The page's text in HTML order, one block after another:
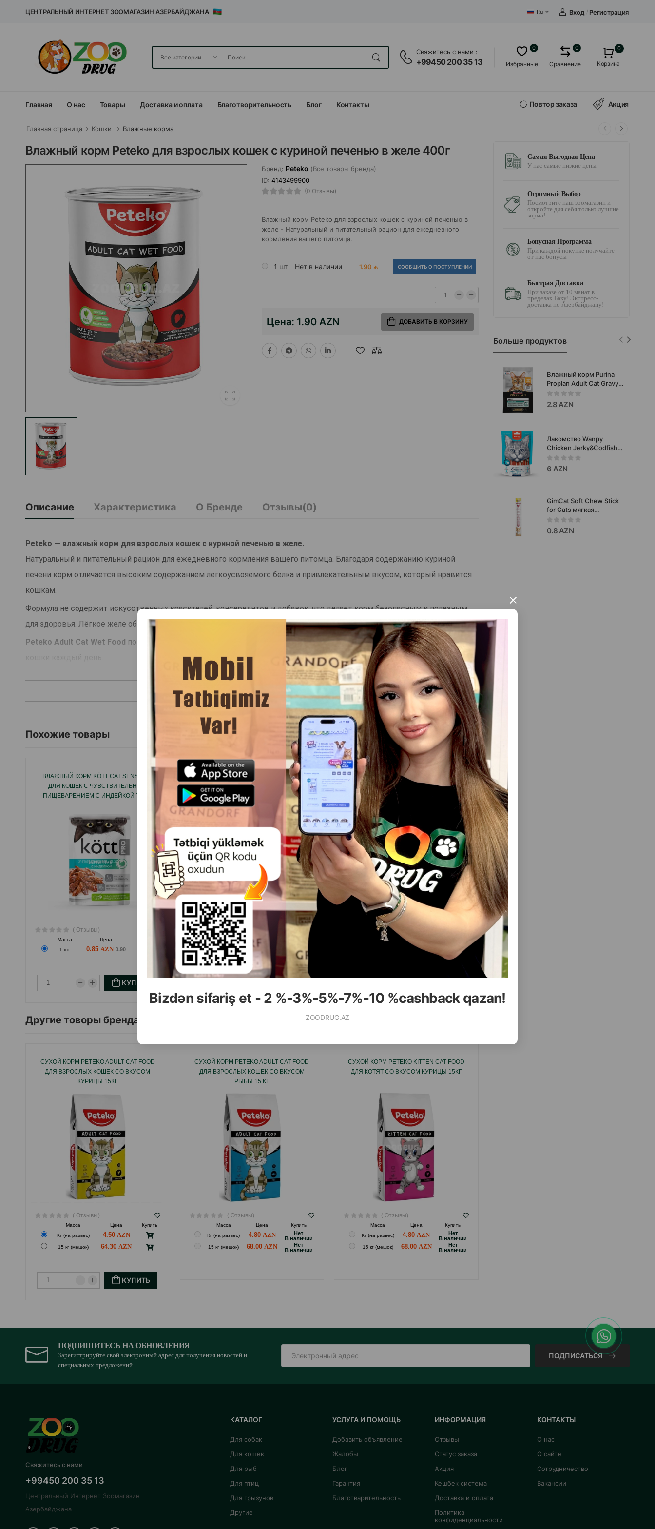
Bizdən sifariş et - 2 %-3%-5%-7%-10 %cashback qazan!
ZOODRUG.AZ
×
ЦЕНТРАЛЬНЫЙ ИНТЕРНЕТ ЗООМАГАЗИН АЗЕРБАЙДЖАНА Ru Вход / Регистрация
Свяжитесь с нами :
+99450 200 35 13 Избранные
0
Сравнение
0 0
Корзина
Главная О нас Товары Доставка и оплата Благотворительность Блог Контакты Повтор заказа Акция
Главная страница Кошки Влажные корма
Влажный корм Peteko для взрослых кошек с куриной печенью в желе 400г
Бренд: Peteko (Все товары бренда)
ID: 4143499900
(0 Отзывы)
Влажный корм Peteko для взрослых кошек с куриной печенью в
желе - Натуральный и питательный рацион для ежедневного
кормления вашего питомца.
1 шт Нет в наличии 1.90 ₼ СООБЩИТЬ О ПОСТУПЛЕНИИ
Цена: 1.90 AZN ДОБАВИТЬ В КОРЗИНУ
Описание Характеристика О Бренде Отзывы(0)
Peteko — влажный корм для взрослых кошек с куриной печенью в желе.
Натуральный и питательный рацион для ежедневного кормления вашего питомца. Благодаря содержанию куриной
печени корм отличается высоким содержанием легкоусвояемого белка и привлекательным вкусом, который нравится
кошкам.
Формула не содержит искусственных красителей, консервантов и добавок, что делает корм безопасным и полезным
для здоровья. Лёгкое желе обеспечивает удобное поедание и способствует лучшему усвоению питательных веществ.
Peteko Adult Cat Wet Food помогает поддерживать жизненную энергию, крепкое здоровье и блестящую шерсть вашей
ЧИТАТЬ ДАЛЬШЕ
Похожие товары Смотреть Все
ВЛАЖНЫЙ КОРМ KÖTT CAT SENSITIVE
ДЛЯ КОШЕК С ЧУВСТВИТЕЛЬНЫМ
ПИЩЕВАРЕНИЕМ С ИНДЕЙКОЙ 75 ГР.
( Отзывы)
Масса Цена
1 шт
0.85 0.90
КУПИТЬ
ВЛАЖНЫЙ КОРМ SIMBA CAT CHUNKIES
WITH GUINEA FOWL AND DUCK ДЛЯ
ВЗРОСЛЫХ КОШЕК С ЦЕСАРКОЙ И
УТКОЙ 415 Г.#09515
( Отзывы)
Масса Цена
Купить
1 шт
2.50
ВЛАЖНЫЙ КОРМ MONGE ADULT CAT
STERILISED TROUT ДЛЯ ВЗРОСЛЫХ
КАСТРИРОВАННЫХ КОТОВ И
СТЕРИЛИЗОВАННЫХ КОШЕК СО ВКУСОМ
ФОРЕЛИ 85 ГР #13659.
( Отзывы)
Масса
2.00
Другие товоры бренда
СУХОЙ КОРМ PETEKO ADULT CAT FOOD
ДЛЯ ВЗРОСЛЫХ КОШЕК СО ВКУСОМ
КУРИЦЫ 15КГ
( Отзывы)
Масса Цена
Купить
Кг (на развес)
4.50
15 кг (мешок) 64.30
КУПИТЬ
СУХОЙ КОРМ PETEKO ADULT CAT FOOD
ДЛЯ ВЗРОСЛЫХ КОШЕК СО ВКУСОМ
РЫБЫ 15 КГ
( Отзывы)
Масса Цена
Купить
Кг (на развес)
4.80
Hет
B наличии
15 кг (мешок) 68.00
Hет
B наличии
СУХОЙ КОРМ PETEKO KITTEN CAT FOOD
ДЛЯ КОТЯТ СО ВКУСОМ КУРИЦЫ 15КГ
( Отзывы)
Масса Цена
Купить
Кг (на развес)
4.80
Hет
B наличии
15 кг (мешок) 68.00
Hет
B наличии
Самая Выгодная Цена
У нас самые низкие цены
Огромный Выбор
Посмотрите наш зоомагазин и
откройте для себя только лучшие
корма!
Бонусная Программа
При каждой покупке получайте
от нас бонусы
Быстрая Доставка
При заказе от 10 манат в
пределах Баку! Экспресс-
доставка по Азербайджану!
Больше продуктов
Влажный корм Purina
Proplan Adult Cat Gravy
Chiken для взрослых
кошек с
чувствительным
85 гр #3686.
2.8 AZN
Лакомство Wanpy
Chicken Jerky&Codfish
Sandwiches с куриным
вяленым мясом и
треской для кошек 80
6 AZN
GimCat Soft Chew Stick
for Cats мягкая
жевательная палочка
для кошек с мясом
домашней птицы 1 шт.
0.8 AZN
ПОДПИШИТЕСЬ НА ОБНОВЛЕНИЯ
Зарегистрируйте свой электронный адрес для получения новостей и
специальных предложений.
ПОДПИСАТЬСЯ
Свяжитесь с нами
+99450 200 35 13
Центральный Интернет Зоомагазин
Азербайджана
КАТАЛОГ
Для собак
Для кошек
Для рыб
Для птиц
Для грызунов
Другие
УСЛУГА И ПОМОЩЬ
Добавить объявление
Жалобы
Блог
Гарантия
Благотварительность
ИНФОРМАЦИЯ
Отзывы
Статус заказа
Акция
Кешбек система
Доставка и оплата
Политика
конфиденциальности
КОНТАКТЫ
О нас
О сайте
Сотрудничество
Вакансии